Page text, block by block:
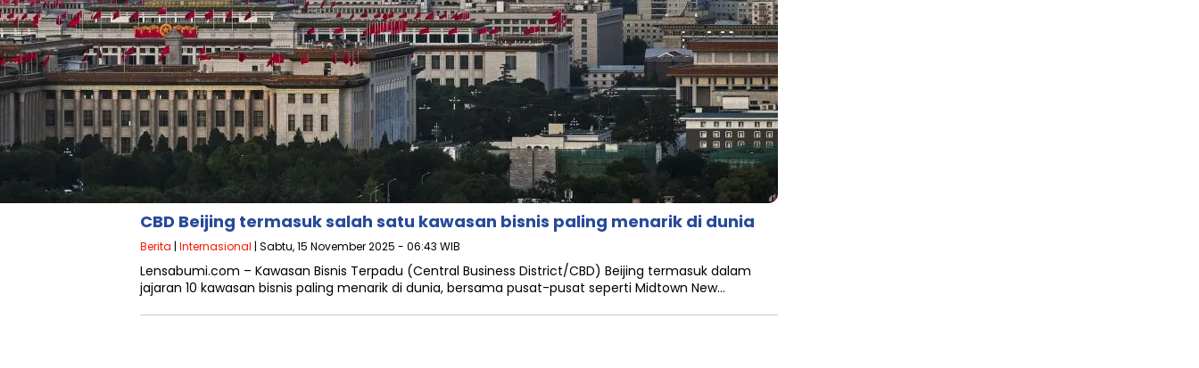
CBD Beijing termasuk salah satu kawasan bisnis paling menarik di dunia
Berita | Internasional | Sabtu, 15 November 2025 - 06:43 WIB
Lensabumi.com – Kawasan Bisnis Terpadu (Central Business District/CBD) Beijing termasuk dalam
jajaran 10 kawasan bisnis paling menarik di dunia, bersama pusat-pusat seperti Midtown New…